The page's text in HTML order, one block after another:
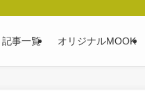
記事一覧 オリジナルMOOK